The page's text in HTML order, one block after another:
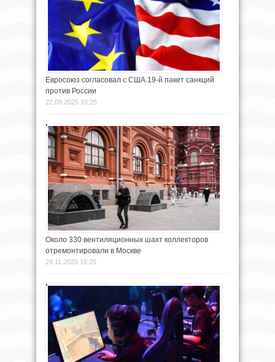
Евросоюз согласовал с США 19-й пакет санкций
против России
22.09.2025 18:25
Около 330 вентиляционных шахт коллекторов
отремонтировали в Москве
24.11.2025 16:25